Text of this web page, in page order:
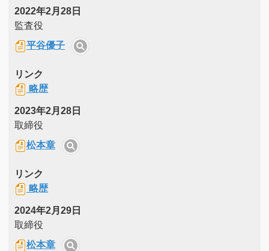
2022年2月28日
監査役
平谷優子
リンク
略歴
2023年2月28日
取締役
松本章
リンク
略歴
2024年2月29日
取締役
松本章